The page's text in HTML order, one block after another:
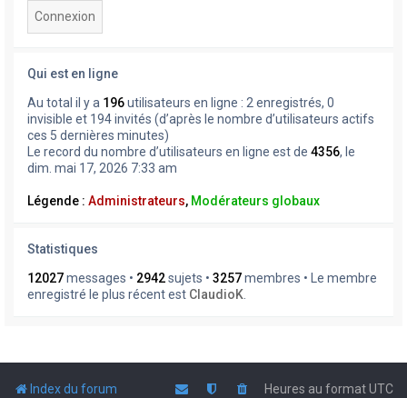
Qui est en ligne
Au total il y a 196utilisateurs en ligne : 2 enregistrés, 0
invisible et 194 invités (d’après le nombre d’utilisateurs actifs
ces 5 dernières minutes)
Le record du nombre d’utilisateurs en ligne est de 4356, le
dim. mai 17, 2026 7:33 am
Légende : Administrateurs, Modérateurs globaux
Statistiques
12027messages • 2942sujets • 3257membres • Le membre
enregistré le plus récent est ClaudioK
Index du forum Heures au formatUTC